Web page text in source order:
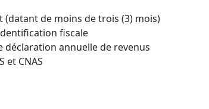
(datant de moins de trois (3) mois)
fiscale
déclaration annuelle de revenus
et CNAS